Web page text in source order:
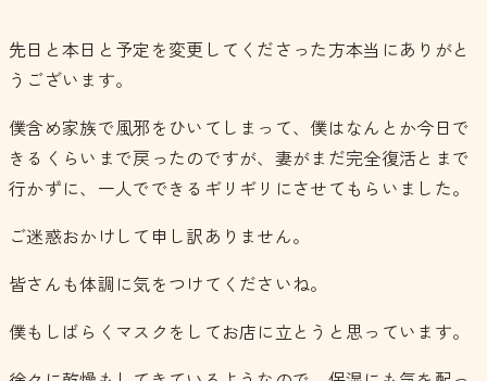
先日と本日と予定を変更してくださった方本当にありがと
うございます。
僕含め家族で風邪をひいてしまって、僕はなんとか今日で
きるくらいまで戻ったのですが、妻がまだ完全復活とまで
行かずに、一人でできるギリギリにさせてもらいました。
ご迷惑おかけして申し訳ありません。
皆さんも体調に気をつけてくださいね。
僕もしばらくマスクをしてお店に立とうと思っています。